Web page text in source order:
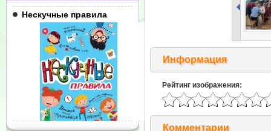
Нескучные правила
Информация
Рейтинг изображения:
Комментарии